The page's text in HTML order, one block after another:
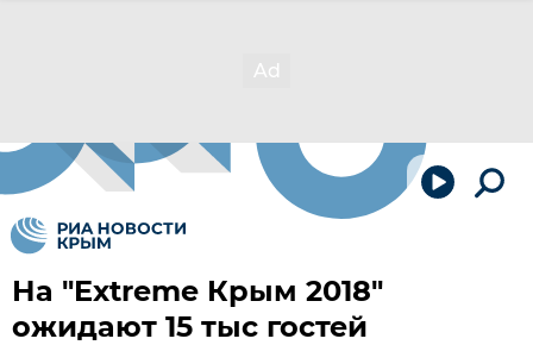
На "Extreme Крым 2018"
ожидают 15 тыс гостей